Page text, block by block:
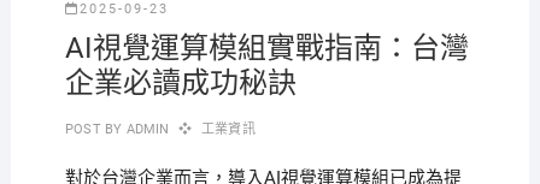
2025-09-23
AI視覺運算模組實戰指南：台灣
企業必讀成功秘訣
POST BY ADMIN 工業資訊
對於台灣企業而言，導入AI視覺運算模組已成為提